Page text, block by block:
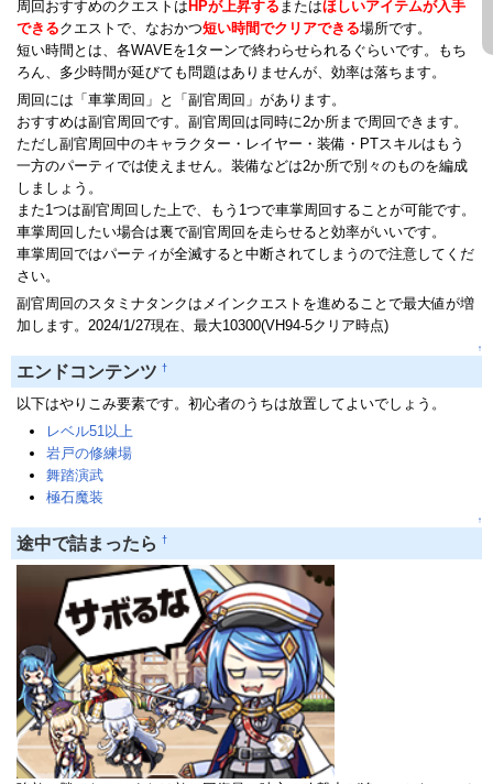
周回おすすめのクエストは HPが上昇する またはほしいアイテムが入手
できるクエストで、なおかつ短い時間でクリアできる場所です。
短い時間とは、各WAVEを1ターンで終わらせられるぐらいです。もち
ろん、多少時間が延びても問題はありませんが、効率は落ちます。
周回には「車掌周回」と「副官周回」があります。
おすすめは副官周回です。副官周回は同時に2か所まで周回できます。
ただし副官周回中のキャラクター・レイヤー・装備・PTスキルはもう
一方のパーティでは使えません。装備などは2か所で別々のものを編成
しましょう。
また1つは副官周回した上で、もう1つで車掌周回することが可能です。
車掌周回したい場合は裏で副官周回を走らせると効率がいいです。
車掌周回ではパーティが全滅すると中断されてしまうので注意してくだ
さい。
副官周回のスタミナタンクはメインクエストを進めることで最大値が増
加します。2024/1/27現在、最大10300(VH94-5クリア時点)
↑
エンドコンテンツ †
以下はやりこみ要素です。初心者のうちは放置してよいでしょう。
レベル51以上
岩戸の修練場
舞踏演武
極石魔装
↑
途中で詰まったら †